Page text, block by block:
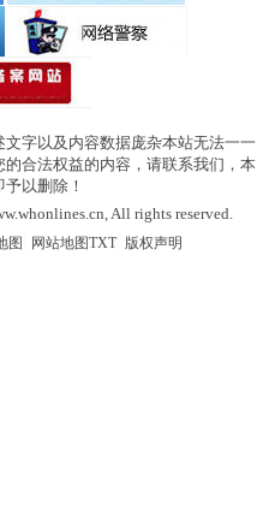
字以及内容数据庞杂本站无法一一
合法权益的内容，请联系我们，本
以删除！
All rights reserved.
图 网站地图TXT| 版权声明